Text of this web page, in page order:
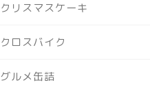
クリスマスケーキ
クロスバイク
グルメ缶詰